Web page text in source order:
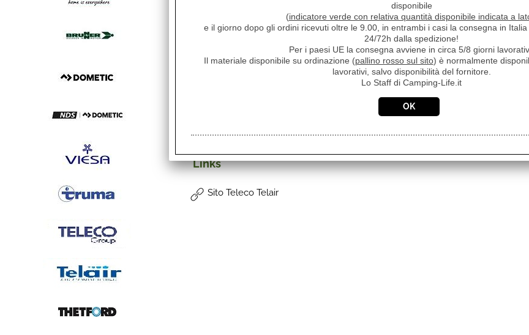
Yamaha
MZ175 GAS
Yamaha
MZ250 GAS
Alternatore 2 poli
Synchron
Synchron
10 A /12Vdc
3,8 KW- 230V
10 A /12Vdc
Frequenza
50 Hz
50 Hz
Electric
60 dBA (7m)
1,5 Kg/h
34,5x66,5x46 cm
Links
Sito Teleco Telair
disponibile
(indicatore verde con relativa quantità disponibile indicata a
e il giorno dopo gli ordini ricevuti oltre le 9.00, in entrambi i casi la consegna in
24/72h dalla spedizione!
Per i paesi UE la consegna avviene in circa 5/8 giorni
Il materiale disponibile su ordinazione (pallino rosso sul sito) è normalmente
lavorativi, salvo disponibilità del fornitore.
Lo Staff di Camping-Life.it